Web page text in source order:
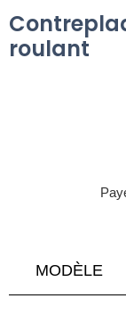
roulant
MODÈLE